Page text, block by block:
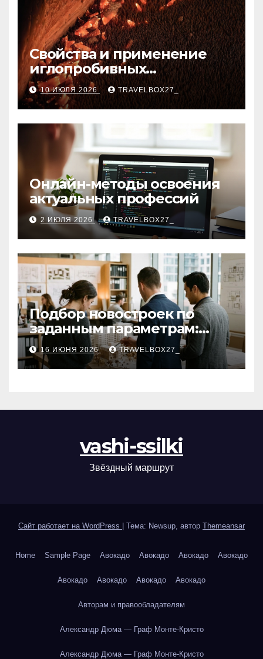
Свойства и применение
иглопробивных
базальтовых огнеупорных
матов
10 ИЮЛЯ 2026 TRAVELBOX27_
Онлайн-методы освоения
актуальных профессий
2 ИЮЛЯ 2026 TRAVELBOX27_
Подбор новостроек по
заданным параметрам:
критерии и этапы
16 ИЮНЯ 2026 TRAVELBOX27_
vashi-ssilki
Звёздный маршрут
Сайт работает на WordPress Тема: Newsup, автор Themeansar
Home Sample Page Авокадо Авокадо Авокадо Авокадо
Авокадо Авокадо Авокадо Авокадо
Авторам и правообладателям
Александр Дюма — Граф Монте-Кристо
Александр Дюма — Граф Монте-Кристо